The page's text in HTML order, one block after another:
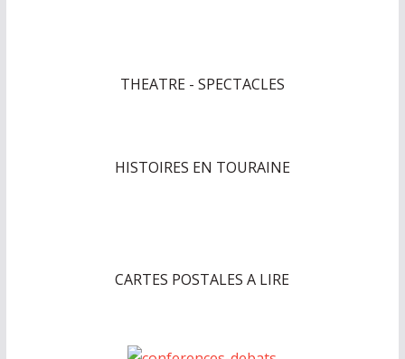
THEATRE - SPECTACLES
HISTOIRES EN TOURAINE
CARTES POSTALES A LIRE